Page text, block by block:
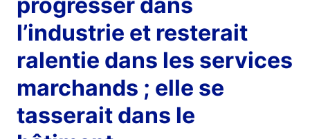
l’industrie et resterait
ralentie dans les services
marchands ; elle se
tasserait dans le